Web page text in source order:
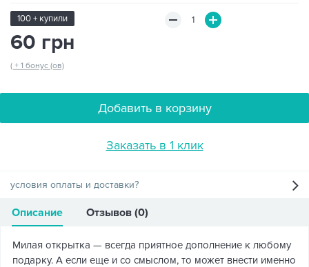
100 + купили
60 грн
( + 1 бонус (ов)
Добавить в корзину
Заказать в 1 клик
условия оплаты и доставки?
Описание Отзывов (0)
Милая открытка — всегда приятное дополнение к любому
подарку. А если еще и со смыслом, то может внести именно